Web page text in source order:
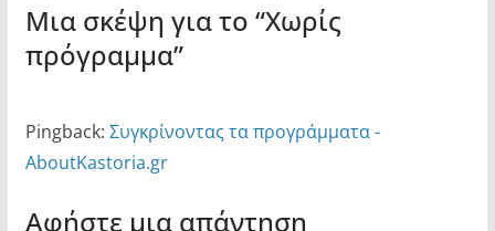
Μια σκέψη για το “Χωρίς
πρόγραμμα”
Pingback: Συγκρίνοντας τα προγράμματα -
AboutKastoria.gr
Αφήστε μια απάντηση